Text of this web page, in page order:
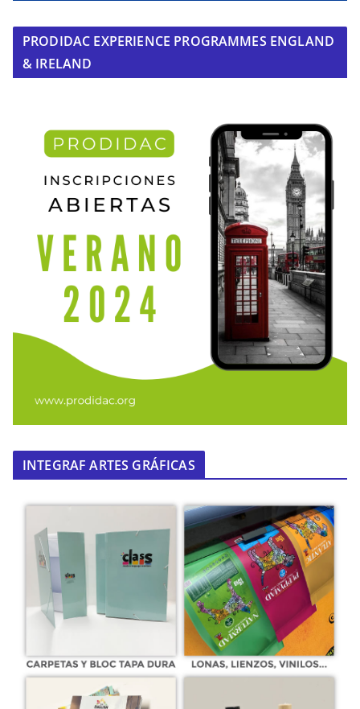
PRODIDAC EXPERIENCE PROGRAMMES ENGLAND
& IRELAND
INTEGRAF ARTES GRÁFICAS